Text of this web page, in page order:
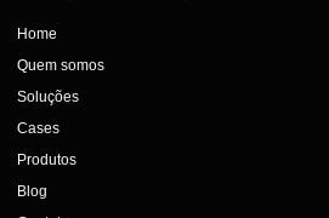
Home
Quem somos
Soluções
Cases
Produtos
Blog